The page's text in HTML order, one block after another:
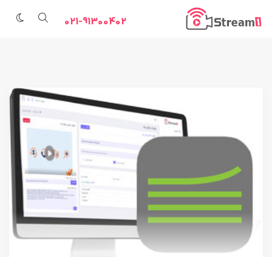
021-91300402